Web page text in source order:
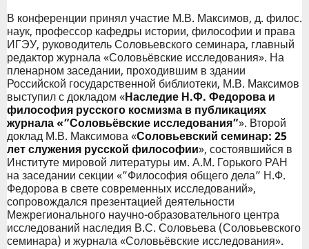
В конференции принял участие М.В. Максимов, д. филос.
наук, профессор кафедры истории, философии и права
ИГЭУ, руководитель Соловьевского семинара, главный
редактор журнала «Соловьёвские исследования». На
пленарном заседании, проходившим в здании
Российской государственной библиотеки, М.В. Максимов
выступил с докладом «Наследие Н.Ф. Федорова и
философия русского космизма в публикациях
журнала «”Соловьёвские исследования”». Второй
доклад М.В. Максимова «Соловьевский семинар: 25
лет служения русской философии», состоявшийся в
Институте мировой литературы им. А.М. Горького РАН
на заседании секции «”Философия общего дела” Н.Ф.
Федорова в свете современных исследований»,
сопровождался презентацией деятельности
Межрегионального научно-образовательного центра
исследований наследия В.С. Соловьева (Соловьевского
семинара) и журнала «Соловьёвские исследования».